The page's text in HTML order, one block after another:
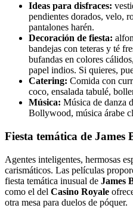
Ideas para disfraces:
pendientes dorados, velo,
pantalones harén.
Decoración de fiesta:
bandejas con teteras y té
bufandas en colores
papel indios. Si quieres,
Catering: Comida con
coco, ensalada tabulé,
Música: Música de danza
Bollywood, música árabe
Fiesta temática de James
Agentes inteligentes, hermosas
carismáticos. Las películas
fiesta temática inusual de James
como el del Casino Royale
otra mesa para duelos de póquer.